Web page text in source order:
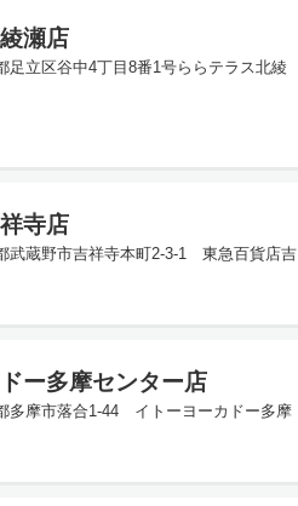
瀬店
立区谷中4丁目8番1号ららテラス北綾
寺店
蔵野市吉祥寺本町2-3-1 東急百貨店吉
ー多摩センター店
摩市落合1-44 イトーヨーカドー多摩